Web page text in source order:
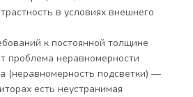
в условиях внешнего
к постоянной толщине
проблема неравномерности
(неравномерность подсветки) —
есть неустранимая